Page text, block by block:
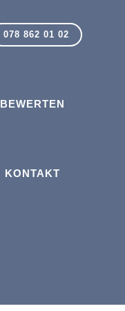
078 862 01 02
BEWERTEN
KONTAKT